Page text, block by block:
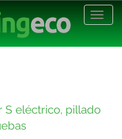
S eléctrico, pillado